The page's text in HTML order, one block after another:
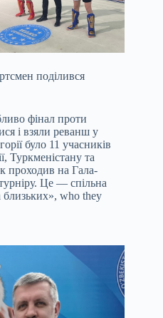
поділився
фінал проти
і взяли реванш у
було 11 учасників
Туркменістану та
проходив на Гала-
Це — спільна
близьких», who they